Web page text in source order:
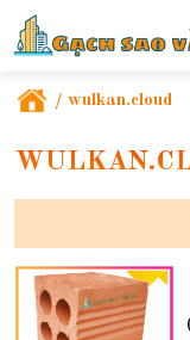
/ wulkan.cloud